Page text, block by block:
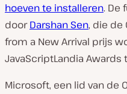
hoeven te installeren. De
doorDarshan Sen, die de
from a New Arrival prijs
JavaScriptLandia Awards
Microsoft, een lid van de